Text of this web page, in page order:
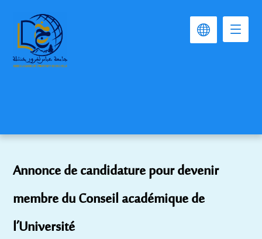
Annonce de candidature pour devenir
membre du Conseil académique de
l’Université